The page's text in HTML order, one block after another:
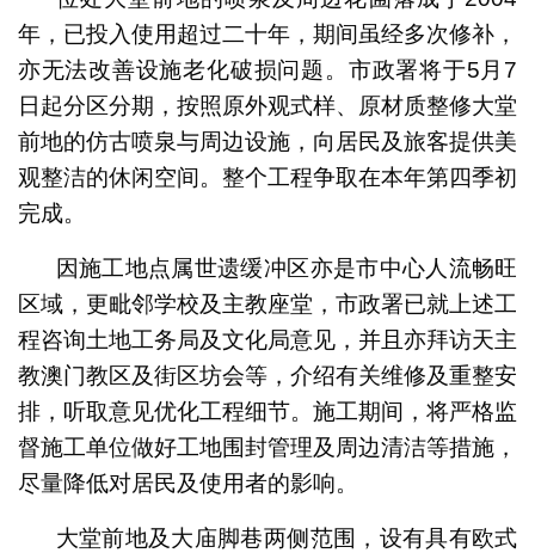
年，已投入使用超过二十年，期间虽经多次修补，
亦无法改善设施老化破损问题。市政署将于5月7
日起分区分期，按照原外观式样、原材质整修大堂
前地的仿古喷泉与周边设施，向居民及旅客提供美
观整洁的休闲空间。整个工程争取在本年第四季初
完成。
因施工地点属世遗缓冲区亦是市中心人流畅旺
区域，更毗邻学校及主教座堂，市政署已就上述工
程咨询土地工务局及文化局意见，并且亦拜访天主
教澳门教区及街区坊会等，介绍有关维修及重整安
排，听取意见优化工程细节。施工期间，将严格监
督施工单位做好工地围封管理及周边清洁等措施，
尽量降低对居民及使用者的影响。
大堂前地及大庙脚巷两侧范围，设有具有欧式